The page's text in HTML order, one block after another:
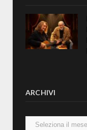
ARCHIVI
Archivi